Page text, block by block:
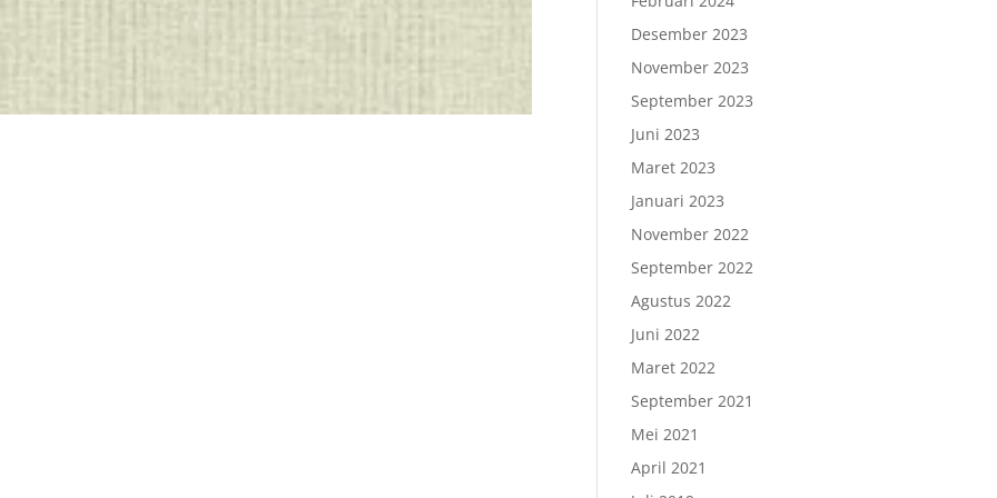
Desember 2023
November 2023
September 2023
Juni 2023
Maret 2023
Januari 2023
November 2022
September 2022
Agustus 2022
Juni 2022
Maret 2022
September 2021
Mei 2021
April 2021